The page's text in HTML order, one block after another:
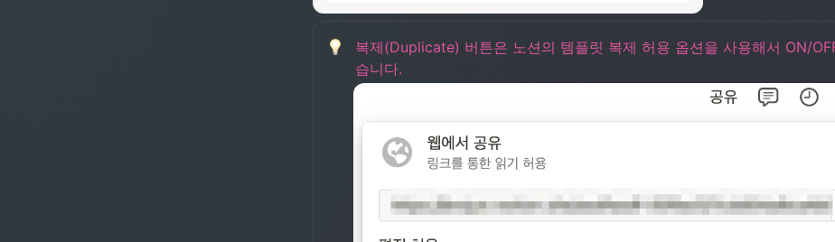
복제(Duplicate) 버튼은 노션의 템플릿 복제 허용 옵션을 사용해서 ON/
습니다.